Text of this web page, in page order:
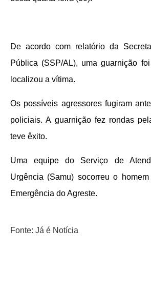
De acordo com relatório da
Pública (SSP/AL), uma guarnição
localizou a vítima.
Os possíveis agressores fugiram
policiais. A guarnição fez rondas
teve êxito.
Uma equipe do Serviço de
Urgência (Samu) socorreu o
Emergência do Agreste.
Fonte: Já é Notícia